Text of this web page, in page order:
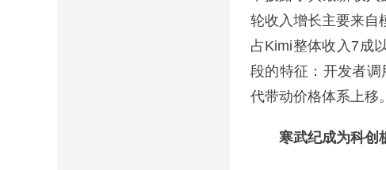
轮收入增长主要来自
占Kimi整体收入7成
段的特征：开发者
代带动价格体系上移
寒武纪成为科创